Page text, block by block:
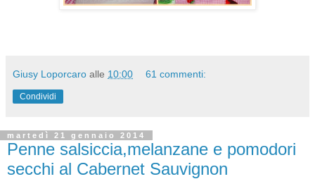
Giusy Loporcaro alle 10:00 61 commenti:
Condividi
martedì 21 gennaio 2014
Penne salsiccia,melanzane e pomodori
secchi al Cabernet Sauvignon